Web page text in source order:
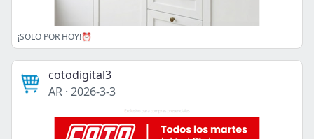
¡SOLO POR HOY!⏰
cotodigital3
AR · 2026-3-3